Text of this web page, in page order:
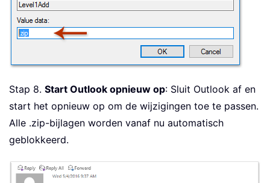
Stap 8. Start Outlook opnieuw op: Sluit Outlook af en
start het opnieuw op om de wijzigingen toe te passen.
Alle .zip-bijlagen worden vanaf nu automatisch
geblokkeerd.